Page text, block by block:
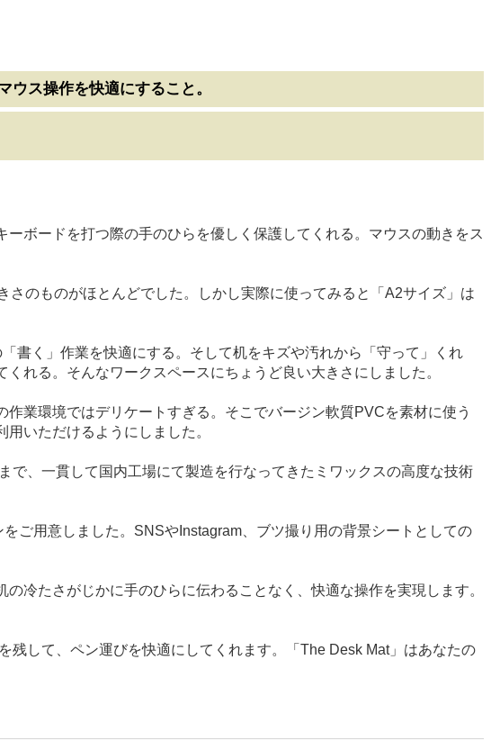
ス操作を快適にすること。
ボードを打つ際の手のひらを優しく保護してくれる。マウスの動きをス
のものがほとんどでした。しかし実際に使ってみると「A2サイズ」は
書く」作業を快適にする。そして机をキズや汚れから「守って」くれ
れる。そんなワークスペースにちょうど良い大きさにしました。
業環境ではデリケートすぎる。そこでバージン軟質PVCを素材に使う
いただけるようにしました。
、一貫して国内工場にて製造を行なってきたミワックスの高度な技術
ご用意しました。SNSやInstagram、ブツ撮り用の背景シートとしての
冷たさがじかに手のひらに伝わることなく、快適な操作を実現します。
して、ペン運びを快適にしてくれます。「The Desk Mat」はあなたの